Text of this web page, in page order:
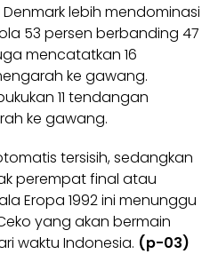
lebih mendominasi
53 persen berbanding 47
mencatatkan 16
ke gawang.
11 tendangan
ke gawang.
tersisih, sedangkan
perempat final atau
Eropa 1992 ini menunggu
yang akan bermain
waktu Indonesia. (p-03)